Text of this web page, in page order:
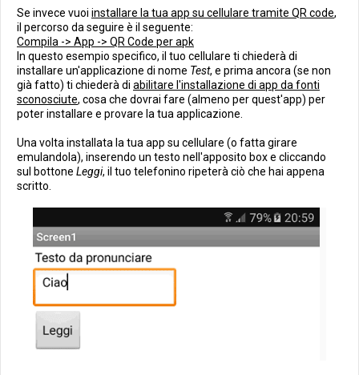
Se invece vuoi installare la tua app su cellulare tramite QR code,
il percorso da seguire è il seguente:
Compila -> App -> QR Code per apk
In questo esempio specifico, il tuo cellulare ti chiederà di
installare un'applicazione di nome Test, e prima ancora (se non
già fatto) ti chiederà di abilitare l'installazione di app da fonti
sconosciute, cosa che dovrai fare (almeno per quest'app) per
poter installare e provare la tua applicazione.
Una volta installata la tua app su cellulare (o fatta girare
emulandola), inserendo un testo nell'apposito box e cliccando
sul bottone Leggi, il tuo telefonino ripeterà ciò che hai appena
scritto.